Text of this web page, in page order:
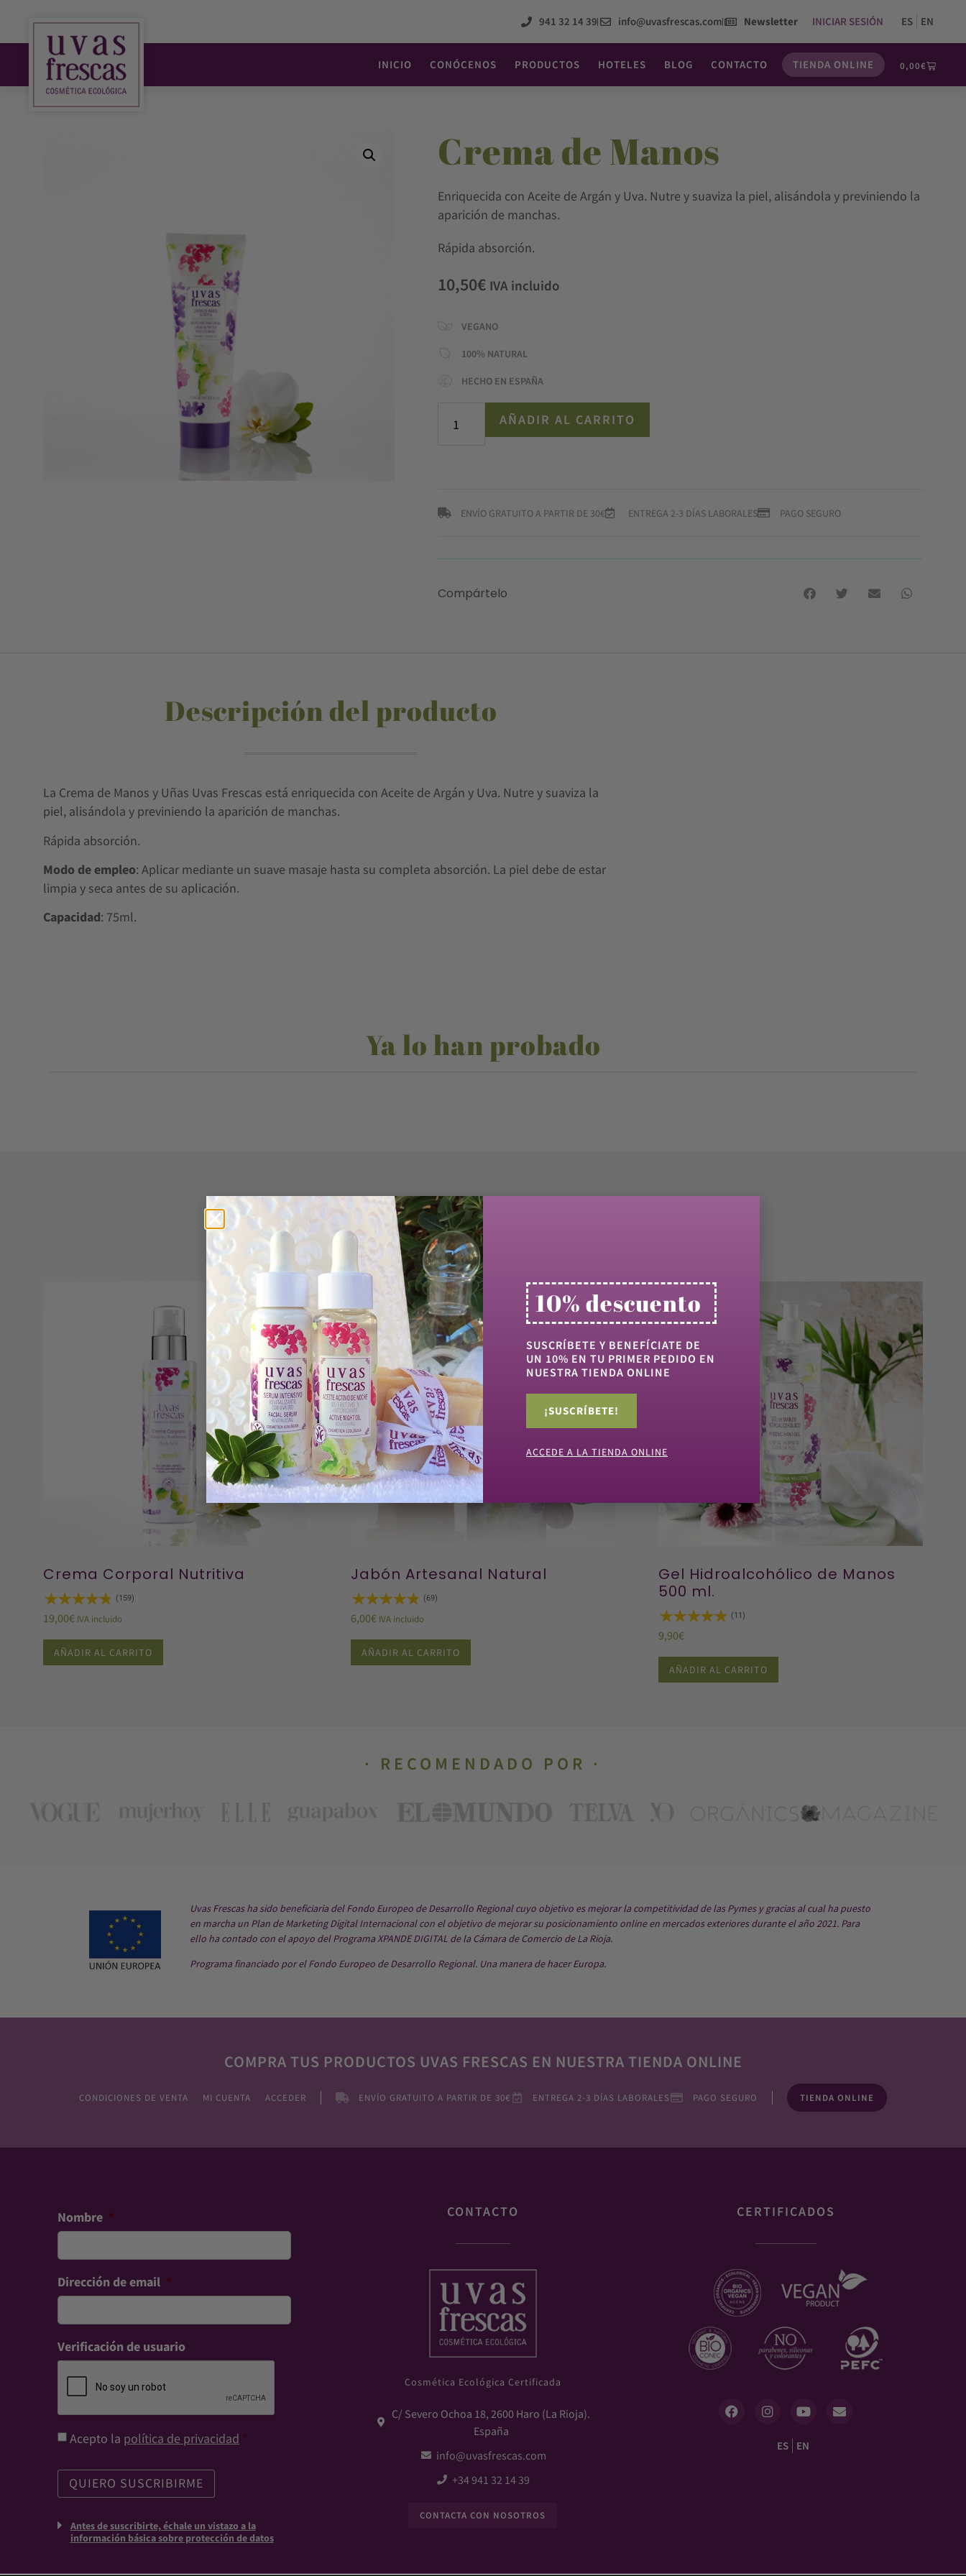
941 32 14 39 info@uvasfrescas.com Newsletter INICIAR SESIÓN ES EN
INICIO CONÓCENOS PRODUCTOS HOTELES BLOG CONTACTO TIENDA ONLINE 0,00€
Crema de Manos
Enriquecida con Aceite de Argán y Uva. Nutre y suaviza la piel, alisándola y previniendo la
aparición de manchas.
Rápida absorción.
10,50€ IVA incluido
VEGANO
100% NATURAL
HECHO EN ESPAÑA
AÑADIR AL CARRITO
ENVÍO GRATUITO A PARTIR DE 30€ ENTREGA 2-3 DÍAS LABORALES PAGO SEGURO
Compártelo
Descripción del producto
La Crema de Manos y Uñas Uvas Frescas está enriquecida con Aceite de Argán y Uva. Nutre y suaviza la
piel, alisándola y previniendo la aparición de manchas.
Rápida absorción.
Modo de empleo: Aplicar mediante un suave masaje hasta su completa absorción. La piel debe de estar
limpia y seca antes de su aplicación.
Capacidad: 75ml.
Ya lo han probado
Comprados juntos
Crema Corporal Nutritiva
(159)
19,00€ IVA incluido
AÑADIR AL CARRITO
Jabón Artesanal Natural
(69)
6,00€ IVA incluido
AÑADIR AL CARRITO
Gel Hidroalcohólico de Manos
500 ml.
(11)
9,90€
AÑADIR AL CARRITO
RECOMENDADO POR
Uvas Frescas ha sido beneficiaria del Fondo Europeo de Desarrollo Regional cuyo objetivo es mejorar la competitividad de las Pymes y gracias al cual ha puesto
en marcha un Plan de Marketing Digital Internacional con el objetivo de mejorar su posicionamiento online en mercados exteriores durante el año 2021. Para
ello ha contado con el apoyo del Programa XPANDE DIGITAL de la Cámara de Comercio de La Rioja.
Programa financiado por el Fondo Europeo de Desarrollo Regional. Una manera de hacer Europa.
COMPRA TUS PRODUCTOS UVAS FRESCAS EN NUESTRA TIENDA ONLINE
CONDICIONES DE VENTA MI CUENTA ACCEDER ENVÍO GRATUITO A PARTIR DE 30€ ENTREGA 2-3 DÍAS LABORALES PAGO SEGURO TIENDA ONLINE
Nombre *
Dirección de email *
Verificación de usuario
Consentimiento *
Acepto la política de privacidad *
Antes de suscribirte, échale un vistazo a la
información básica sobre protección de datos
CONTACTO
Cosmética Ecológica Certificada
C/ Severo Ochoa 18, 2600 Haro (La Rioja).
España
info@uvasfrescas.com
+34 941 32 14 39
CONTACTA CON NOSOTROS
CERTIFICADOS
ES EN
10% descuento
SUSCRÍBETE Y BENEFÍCIATE DE
UN 10% EN TU PRIMER PEDIDO EN
NUESTRA TIENDA ONLINE
¡SUSCRÍBETE!
ACCEDE A LA TIENDA ONLINE